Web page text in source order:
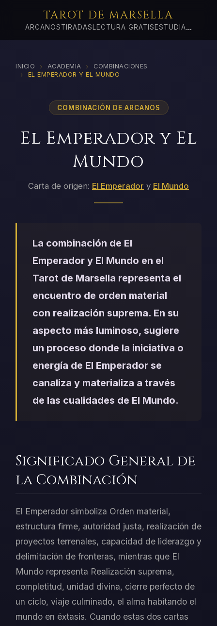
TAROT DE MARSELLA
ARCANOSTIRADAS LECTURA GRATIS ESTUDIA...
INICIO › ACADEMIA › COMBINACIONES
› EL EMPERADOR Y EL MUNDO
COMBINACIÓN DE ARCANOS
El Emperador y El
Mundo
Carta de origen: El Emperador y El Mundo
La combinación de El
Emperador y El Mundo en el
Tarot de Marsella representa el
encuentro de orden material
con realización suprema. En su
aspecto más luminoso, sugiere
un proceso donde la iniciativa o
energía de El Emperador se
canaliza y materializa a través
de las cualidades de El Mundo.
Significado General de
la Combinación
El Emperador simboliza Orden material,
estructura firme, autoridad justa, realización de
proyectos terrenales, capacidad de liderazgo y
delimitación de fronteras, mientras que El
Mundo representa Realización suprema,
completitud, unidad divina, cierre perfecto de
un ciclo, viaje culminado, el alma habitando el
mundo en éxtasis. Cuando estas dos cartas